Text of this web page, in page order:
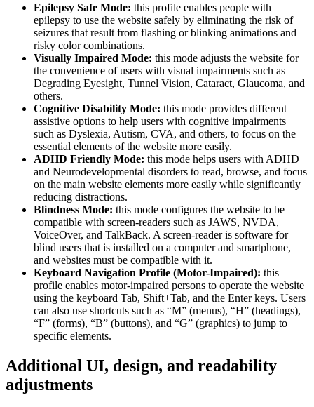
Epilepsy Safe Mode: this profile enables people with
epilepsy to use the website safely by eliminating the risk of
seizures that result from flashing or blinking animations and
risky color combinations.
Visually Impaired Mode: this mode adjusts the website for
the convenience of users with visual impairments such as
Degrading Eyesight, Tunnel Vision, Cataract, Glaucoma, and
others.
Cognitive Disability Mode: this mode provides different
assistive options to help users with cognitive impairments
such as Dyslexia, Autism, CVA, and others, to focus on the
essential elements of the website more easily.
ADHD Friendly Mode: this mode helps users with ADHD
and Neurodevelopmental disorders to read, browse, and focus
on the main website elements more easily while significantly
reducing distractions.
Blindness Mode: this mode configures the website to be
compatible with screen-readers such as JAWS, NVDA,
VoiceOver, and TalkBack. A screen-reader is software for
blind users that is installed on a computer and smartphone,
and websites must be compatible with it.
Keyboard Navigation Profile (Motor-Impaired): this
profile enables motor-impaired persons to operate the website
using the keyboard Tab, Shift+Tab, and the Enter keys. Users
can also use shortcuts such as “M” (menus), “H” (headings),
“F” (forms), “B” (buttons), and “G” (graphics) to jump to
specific elements.
Additional UI, design, and readability
adjustments